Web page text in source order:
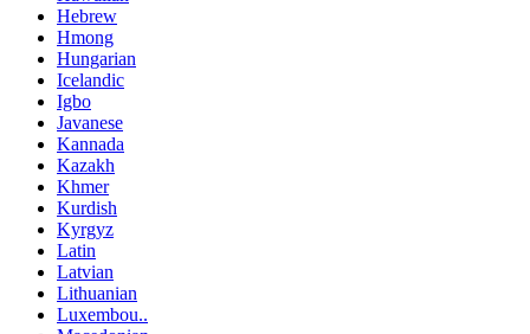
Hebrew
Hmong
Hungarian
Icelandic
Igbo
Javanese
Kannada
Kazakh
Khmer
Kurdish
Kyrgyz
Latin
Latvian
Lithuanian
Luxembou..